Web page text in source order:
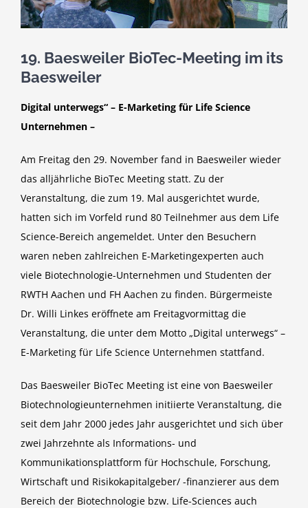
19. Baesweiler BioTec-Meeting im its
Baesweiler
Digital unterwegs“ – E-Marketing für Life Science
Unternehmen –
Am Freitag den 29. November fand in Baesweiler wieder
das alljährliche BioTec Meeting statt. Zu der
Veranstaltung, die zum 19. Mal ausgerichtet wurde,
hatten sich im Vorfeld rund 80 Teilnehmer aus dem Life
Science-Bereich angemeldet. Unter den Besuchern
waren neben zahlreichen E-Marketingexperten auch
viele Biotechnologie-Unternehmen und Studenten der
RWTH Aachen und FH Aachen zu finden. Bürgermeiste
Dr. Willi Linkes eröffnete am Freitagvormittag die
Veranstaltung, die unter dem Motto „Digital unterwegs“ –
E-Marketing für Life Science Unternehmen stattfand.
Das Baesweiler BioTec Meeting ist eine von Baesweiler
Biotechnologieunternehmen initiierte Veranstaltung, die
seit dem Jahr 2000 jedes Jahr ausgerichtet und sich über
zwei Jahrzehnte als Informations- und
Kommunikationsplattform für Hochschule, Forschung,
Wirtschaft und Risikokapitalgeber/ -finanzierer aus dem
Bereich der Biotechnologie bzw. Life-Sciences auch